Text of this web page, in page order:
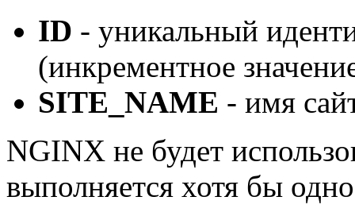
ID - уникальный
(инкрементное
SITE_NAME - имя
NGINX не будет
выполняется хотя бы